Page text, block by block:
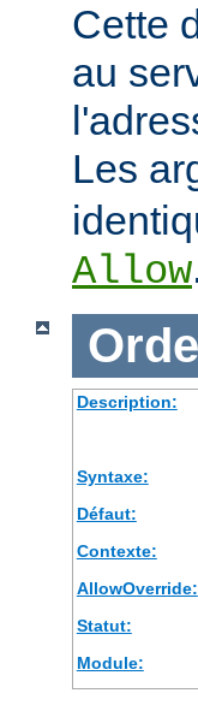
Cette
au
Les
Allow
Description:
Syntaxe:
Défaut:
Contexte:
AllowOverride:
Statut:
Module: